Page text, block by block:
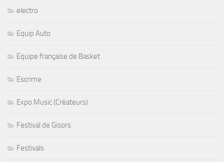
electro
Equip Auto
Equipe française de Basket
Escrime
Expo Music (Créateurs)
Festival de Gisors
Festivals